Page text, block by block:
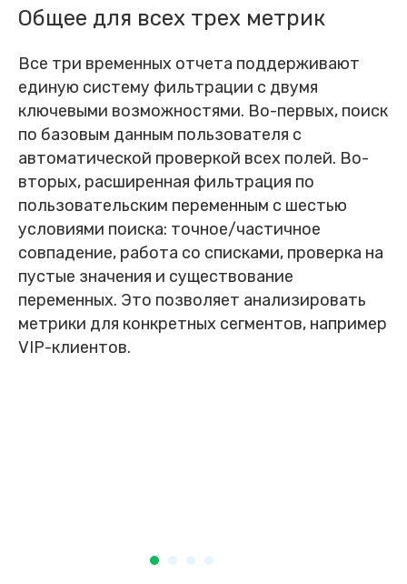
Общее для всех трех метрик
Все три временных отчета поддерживают
единую систему фильтрации с двумя
ключевыми возможностями. Во-первых, поиск
по базовым данным пользователя с
автоматической проверкой всех полей. Во-
вторых, расширенная фильтрация по
пользовательским переменным с шестью
условиями поиска: точное/частичное
совпадение, работа со списками, проверка на
пустые значения и существование
переменных. Это позволяет анализировать
метрики для конкретных сегментов, например
VIP-клиентов.